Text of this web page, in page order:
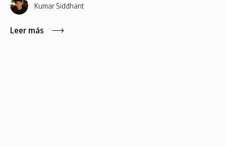
Kumar Siddhant
Leer más